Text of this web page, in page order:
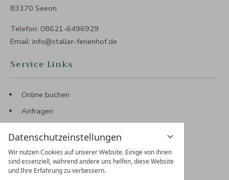
Datenschutzeinstellungen
Wir nutzen Cookies auf unserer Website. Einige von ihnen
sind essenziell, während andere uns helfen, diese Website
und Ihre Erfahrung zu verbessern.
83370 Seeon
Telefon: 08621-6496929
Email: info@staller-ferienhof.de
Service Links
Online buchen
Anfragen
Anfahrt & Kontakt
Social Media